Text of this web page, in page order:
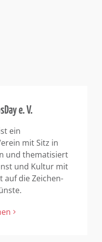
e. V.
ein
mit Sitz in
und thematisiert
und Kultur mit
auf die Zeichen-